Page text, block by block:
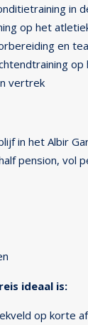
in
op het
en
vertrek
in het Albir
pension, vol
ideaal is:
op korte